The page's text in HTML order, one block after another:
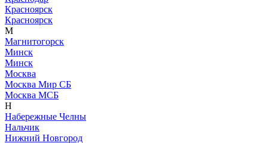
Красноярск
Красноярск
М
Магнитогорск
Минск
Минск
Москва
Москва Мир СБ
Москва МСБ
Н
Набережные Челны
Нальчик
Нижний Новгород